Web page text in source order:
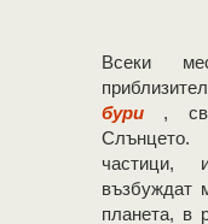
Всеки
бури
,
частици,
възбуждат
планета, в